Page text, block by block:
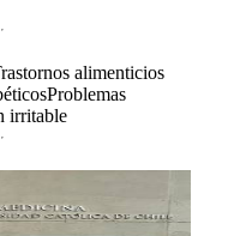
alimenticios
Problemas
irritable